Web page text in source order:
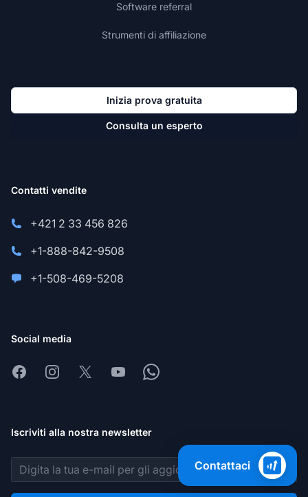
Software referral
Strumenti di affiliazione
Inizia prova gratuita
Consulta un esperto
Contatti vendite
+421 2 33 456 826
+1-888-842-9508
+1-508-469-5208
Social media
FacebookInstagram
X YoutubeWhatsapp
Iscriviti alla nostra newsletter
Indirizzo email Contattaci